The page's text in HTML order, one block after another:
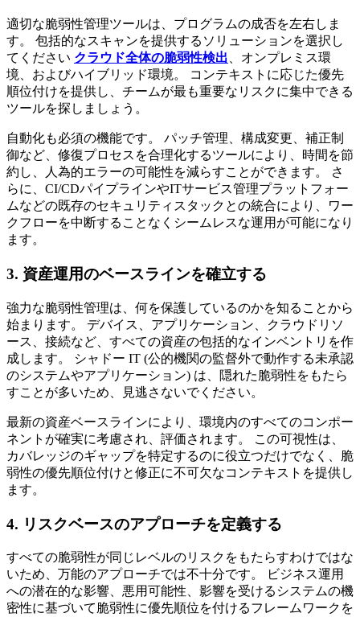
適切な脆弱性管理ツールは、プログラムの成否を左右しま
す。 包括的なスキャンを提供するソリューションを選択し
てください クラウド全体の脆弱性検出 、オンプレミス環
境、およびハイブリッド環境。 コンテキストに応じた優先
順位付けを提供し、チームが最も重要なリスクに集中できる
ツールを探しましょう。
自動化も必須の機能です。 パッチ管理、構成変更、補正制
御など、修復プロセスを合理化するツールにより、時間を節
約し、人為的エラーの可能性を減らすことができます。 さ
らに、CI/CDパイプラインやITサービス管理プラットフォー
ムなどの既存のセキュリティスタックとの統合により、ワー
クフローを中断することなくシームレスな運用が可能になり
ます。
3. 資産運用のベースラインを確立する
強力な脆弱性管理は、何を保護しているのかを知ることから
始まります。 デバイス、アプリケーション、クラウドリソ
ース、接続など、すべての資産の包括的なインベントリを作
成します。 シャドー IT (公的機関の監督外で動作する未承認
のシステムやアプリケーション) は、隠れた脆弱性をもたら
すことが多いため、見逃さないでください。
最新の資産ベースラインにより、環境内のすべてのコンポー
ネントが確実に考慮され、評価されます。 この可視性は、
カバレッジのギャップを特定するのに役立つだけでなく、脆
弱性の優先順位付けと修正に不可欠なコンテキストを提供し
ます。
4. リスクベースのアプローチを定義する
すべての脆弱性が同じレベルのリスクをもたらすわけではな
いため、万能のアプローチでは不十分です。 ビジネス運用
への潜在的な影響、悪用可能性、影響を受けるシステムの機
密性に基づいて脆弱性に優先順位を付けるフレームワークを